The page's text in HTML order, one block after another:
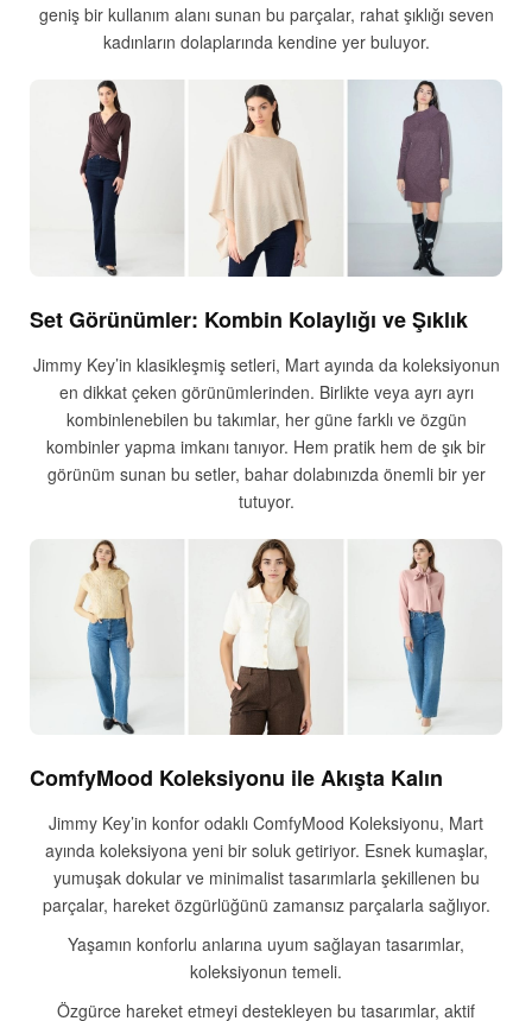
geniş bir kullanım alanı sunan bu parçalar, rahat şıklığı seven
kadınların dolaplarında kendine yer buluyor.
Set Görünümler: Kombin Kolaylığı ve Şıklık
Jimmy Key’in klasikleşmiş setleri, Mart ayında da koleksiyonun
en dikkat çeken görünümlerinden. Birlikte veya ayrı ayrı
kombinlenebilen bu takımlar, her güne farklı ve özgün
kombinler yapma imkanı tanıyor. Hem pratik hem de şık bir
görünüm sunan bu setler, bahar dolabınızda önemli bir yer
tutuyor.
ComfyMood Koleksiyonu ile Akışta Kalın
Jimmy Key’in konfor odaklı ComfyMood Koleksiyonu, Mart
ayında koleksiyona yeni bir soluk getiriyor. Esnek kumaşlar,
yumuşak dokular ve minimalist tasarımlarla şekillenen bu
parçalar, hareket özgürlüğünü zamansız parçalarla sağlıyor.
Yaşamın konforlu anlarına uyum sağlayan tasarımlar,
koleksiyonun temeli.
Özgürce hareket etmeyi destekleyen bu tasarımlar, aktif